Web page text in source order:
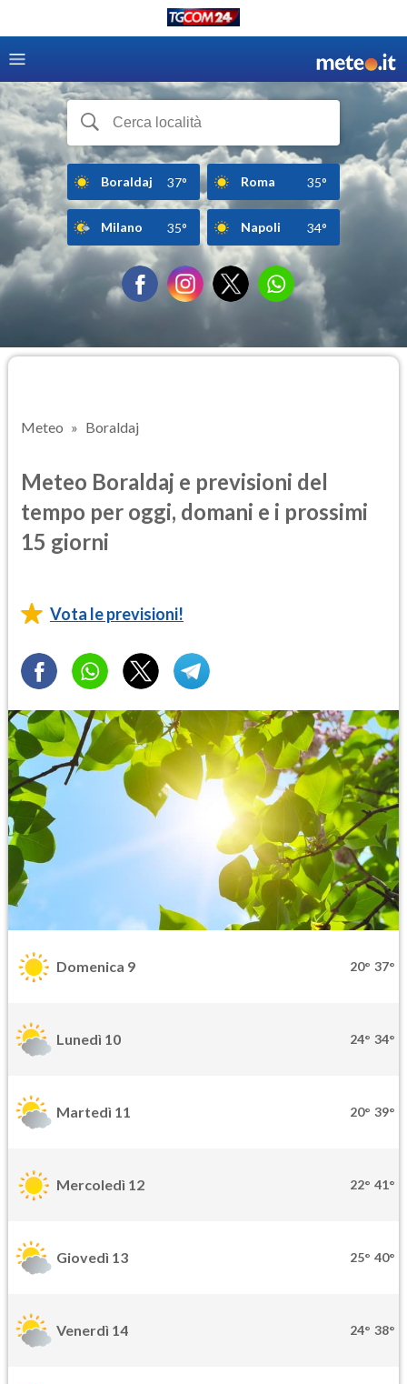
Boraldaj 37° Roma 35°
Milano 35° Napoli 34°
Meteo Boraldaj
Meteo Boraldaj e previsioni del
tempo per oggi, domani e i prossimi
15 giorni
Vota le previsioni!
Domenica 9 20° 37°
Lunedì 10 24° 34°
Martedì 11 20° 39°
Mercoledì 12 22° 41°
Giovedì 13 25° 40°
Venerdì 14 24° 38°